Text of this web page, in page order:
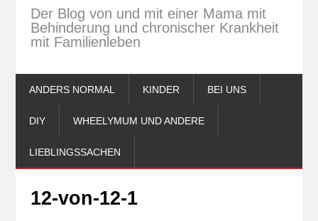
Der Blog von und mit einer Mama mit
Behinderung und chronischer Krankheit
mit Familienleben
ANDERS NORMAL KINDER BEI UNS
DIY WHEELYMUM UND ANDERE
LIEBLINGSSACHEN
12-von-12-1